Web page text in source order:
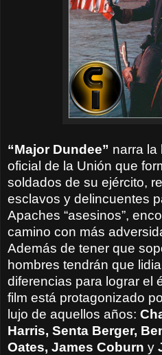
“Major Dundee” narra la
oficial de la Unión que
soldados de su ejército,
esclavos y delincuentes
Apaches “asesinos”,
camino con más
Además de tener que
hombres tendrán que
diferencias para lograr el
film está protagonizado
lujo de aquellos años:
Harris, Senta Berger,
Oates, James Coburn y